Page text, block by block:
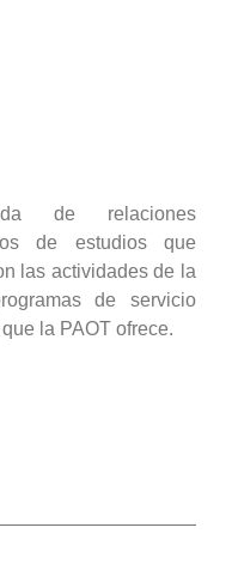
de relaciones
de estudios que
las actividades de la
de servicio
la PAOT ofrece.